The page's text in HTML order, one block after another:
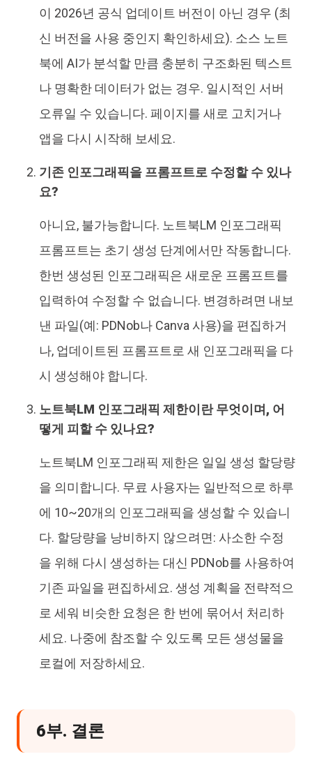
이 2026년 공식 업데이트 버전이 아닌 경우 (최
신 버전을 사용 중인지 확인하세요). 소스 노트
북에 AI가 분석할 만큼 충분히 구조화된 텍스트
나 명확한 데이터가 없는 경우. 일시적인 서버
오류일 수 있습니다. 페이지를 새로 고치거나
앱을 다시 시작해 보세요.
기존 인포그래픽을 프롬프트로 수정할 수 있나
요?
아니요, 불가능합니다. 노트북LM 인포그래픽
프롬프트는 초기 생성 단계에서만 작동합니다.
한번 생성된 인포그래픽은 새로운 프롬프트를
입력하여 수정할 수 없습니다. 변경하려면 내보
낸 파일(예: PDNob나 Canva 사용)을 편집하거
나, 업데이트된 프롬프트로 새 인포그래픽을 다
시 생성해야 합니다.
노트북LM 인포그래픽 제한이란 무엇이며, 어
떻게 피할 수 있나요?
노트북LM 인포그래픽 제한은 일일 생성 할당량
을 의미합니다. 무료 사용자는 일반적으로 하루
에 10~20개의 인포그래픽을 생성할 수 있습니
다. 할당량을 낭비하지 않으려면: 사소한 수정
을 위해 다시 생성하는 대신 PDNob를 사용하여
기존 파일을 편집하세요. 생성 계획을 전략적으
로 세워 비슷한 요청은 한 번에 묶어서 처리하
세요. 나중에 참조할 수 있도록 모든 생성물을
로컬에 저장하세요.
6부. 결론